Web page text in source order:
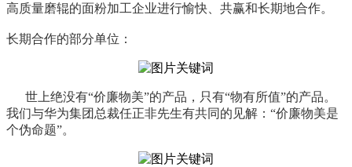
高质量磨辊的面粉加工企业进行愉快、共赢和长期地合作。
长期合作的部分单位：
世上绝没有“价廉物美”的产品，只有“物有所值”的产品。
我们与华为集团总裁任正非先生有共同的见解：“价廉物美是
个伪命题”。